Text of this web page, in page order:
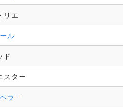
リエ
ル
ド
スター
ラー